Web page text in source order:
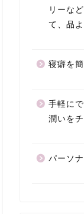
リーな
て、品
寝癖を
手軽に
潤いを
パーソ